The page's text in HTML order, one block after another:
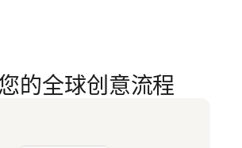
的全球创意流程